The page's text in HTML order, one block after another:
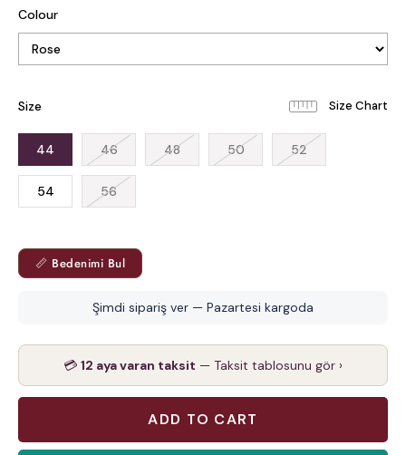
Colour
Size
44 46 48 50 52
54 56
📏 Bedenimi Bul
Şimdi sipariş ver — Pazartesi kargoda
💳 12 aya varan taksit — Taksit tablosunu gör ›